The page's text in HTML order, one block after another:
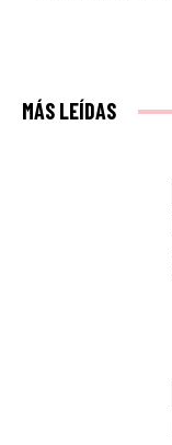
MÁS LEÍDAS